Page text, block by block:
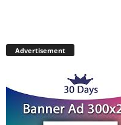
Advertisement